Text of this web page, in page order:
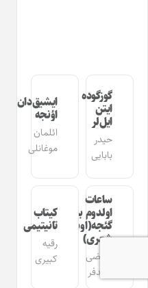
گوزگوده
ایتن
ایل‌لر
حیدر
بابایی
ایشیق‌دان
اؤنجه
ائلمان
موغانلی
ساعات
اولدوم بیر
گئجه(اوشاق
شعری)
مرتضی
مجدفر
کیتاب
تانیتیمی
رقیه
کبیری